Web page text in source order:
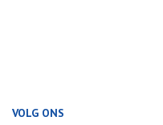
VOLG ONS